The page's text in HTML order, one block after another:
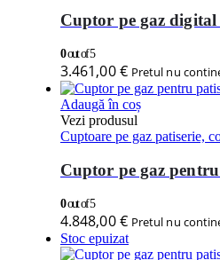
Cuptor pe gaz
0out of 5
3.461,00€ Pretul nu
Adaugă în coș
Vezi produsul
Cuptoare pe gaz patiserie,
Cuptor pe gaz
0out of 5
4.848,00€ Pretul nu
Stoc epuizat